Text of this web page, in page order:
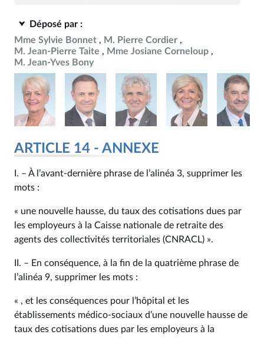
Déposé par :
Mme Sylvie Bonnet
M. Pierre Cordier
M. Jean-Pierre Taite
Mme Josiane Corneloup
M. Jean-Yves Bony
ARTICLE 14 - ANNEXE
I. – À l’avant-dernière phrase de l’alinéa 3, supprimer les
mots :
« une nouvelle hausse, du taux des cotisations dues par
les employeurs à la Caisse nationale de retraite des
agents des collectivités territoriales (CNRACL) ».
II. – En conséquence, à la fin de la quatrième phrase de
l’alinéa 9, supprimer les mots :
« , et les conséquences pour l’hôpital et les
établissements médico‑sociaux d’une nouvelle hausse de
taux des cotisations dues par les employeurs à la